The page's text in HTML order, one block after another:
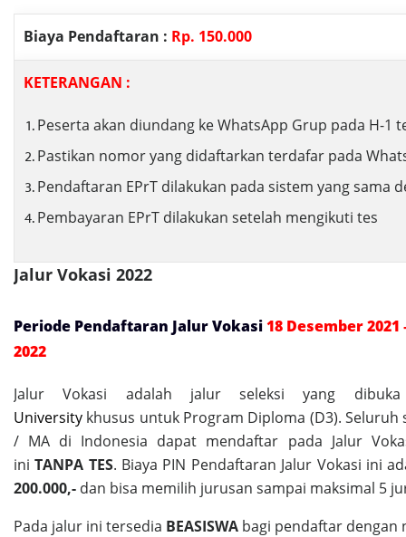
Biaya Pendaftaran : Rp. 150.000
KETERANGAN :
Peserta akan diundang ke WhatsApp Grup pada H-1
Pastikan nomor yang didaftarkan terdafar pada
Pendaftaran EPrT dilakukan pada sistem yang sama
Pembayaran EPrT dilakukan setelah mengikuti tes
Jalur Vokasi 2022
Periode Pendaftaran Jalur Vokasi18 Desember 2021
2022
Jalur Vokasi adalah jalur seleksi yang
University khusus untuk Program Diploma (D3). Seluruh
/ MA di Indonesia dapat mendaftar pada Jalur
iniTANPA TES. Biaya PIN Pendaftaran Jalur Vokasi ini
200.000,- dan bisa memilih jurusan sampai maksimal 5
Pada jalur ini tersedia BEASISWA bagi pendaftar dengan